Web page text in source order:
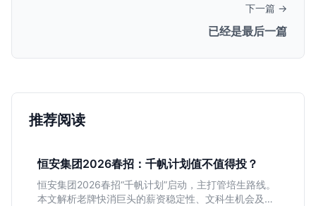
下一篇 →
已经是最后一篇
推荐阅读
恒安集团2026春招：千帆计划值不值得投？
恒安集团2026春招“千帆计划”启动，主打管培生路线。
本文解析老牌快消巨头的薪资稳定性、文科生机会及决